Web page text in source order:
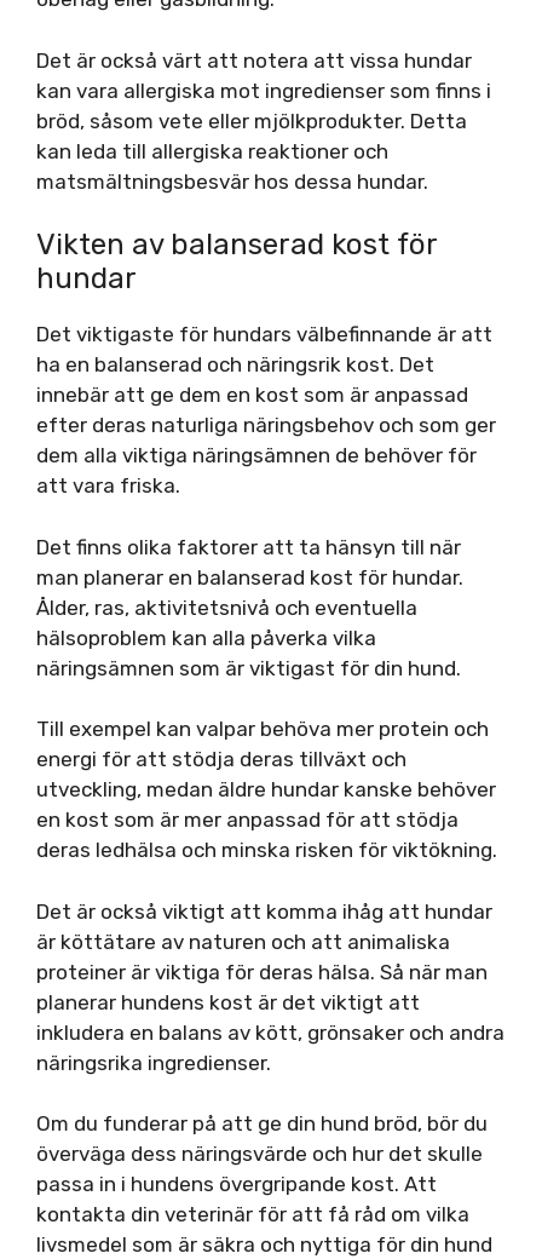
Det är också värt att notera att vissa hundar
kan vara allergiska mot ingredienser som finns i
bröd, såsom vete eller mjölkprodukter. Detta
kan leda till allergiska reaktioner och
matsmältningsbesvär hos dessa hundar.
Vikten av balanserad kost för
hundar
Det viktigaste för hundars välbefinnande är att
ha en balanserad och näringsrik kost. Det
innebär att ge dem en kost som är anpassad
efter deras naturliga näringsbehov och som ger
dem alla viktiga näringsämnen de behöver för
att vara friska.
Det finns olika faktorer att ta hänsyn till när
man planerar en balanserad kost för hundar.
Ålder, ras, aktivitetsnivå och eventuella
hälsoproblem kan alla påverka vilka
näringsämnen som är viktigast för din hund.
Till exempel kan valpar behöva mer protein och
energi för att stödja deras tillväxt och
utveckling, medan äldre hundar kanske behöver
en kost som är mer anpassad för att stödja
deras ledhälsa och minska risken för viktökning.
Det är också viktigt att komma ihåg att hundar
är köttätare av naturen och att animaliska
proteiner är viktiga för deras hälsa. Så när man
planerar hundens kost är det viktigt att
inkludera en balans av kött, grönsaker och andra
näringsrika ingredienser.
Om du funderar på att ge din hund bröd, bör du
överväga dess näringsvärde och hur det skulle
passa in i hundens övergripande kost. Att
kontakta din veterinär för att få råd om vilka
livsmedel som är säkra och nyttiga för din hund